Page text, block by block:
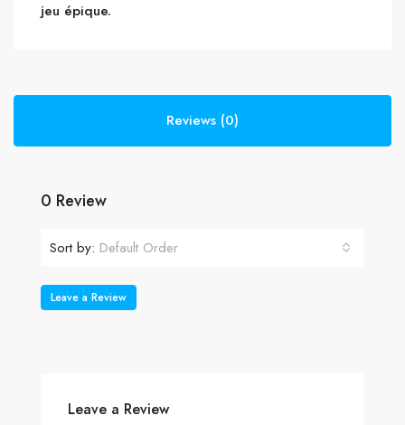
jeu épique.
Reviews (0)
0 Review
Sort by: Default Order
Leave a Review
Leave a Review